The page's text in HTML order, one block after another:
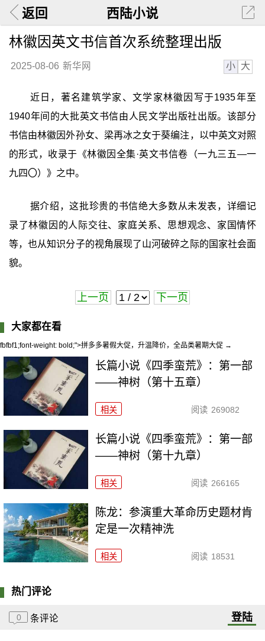
返回 西陆小说
林徽因英文书信首次系统整理出版
2025-08-06 新华网 小 大
近日，著名建筑学家、文学家林徽因写于1935年至
1940年间的大批英文书信由人民文学出版社出版。该部分
书信由林徽因外孙女、梁再冰之女于葵编注，以中英文对照
的形式，收录于《林徽因全集·英文书信卷（一九三五—一
九四〇）》之中。
据介绍，这批珍贵的书信绝大多数从未发表，详细记
录了林徽因的人际交往、家庭关系、思想观念、家国情怀
等，也从知识分子的视角展现了山河破碎之际的国家社会面
貌。
上一页 下一页
大家都在看
fbfbf1;font-weight: bold;">拼多多暑假大促，升温降价，全品类暑期大促 →
长篇小说《四季蛮荒》：第一部
——神树（第十五章）
相关 阅读 269082
长篇小说《四季蛮荒》：第一部
——神树（第十九章）
相关 阅读 266165
陈龙：参演重大革命历史题材肯
定是一次精神洗
相关 阅读 18531
热门评论
0 条评论 登陆